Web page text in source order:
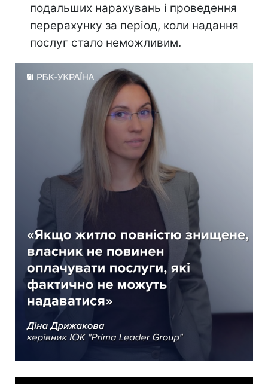
подальших нарахувань і проведення
перерахунку за період, коли надання
послуг стало неможливим.